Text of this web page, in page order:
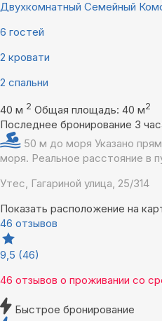
Двухкомнатный Семейный
6 гостей
2 кровати
2 спальни
40 м 2 Общая площадь: 40 м2
Последнее бронирование 3
50 м до моря Указано
моря. Реальное расстояние в
Утес, Гагариной улица, 25/314
Показать расположение на
46 отзывов
9,5 (46)
46 отзывов о проживании со
Быстрое бронирование